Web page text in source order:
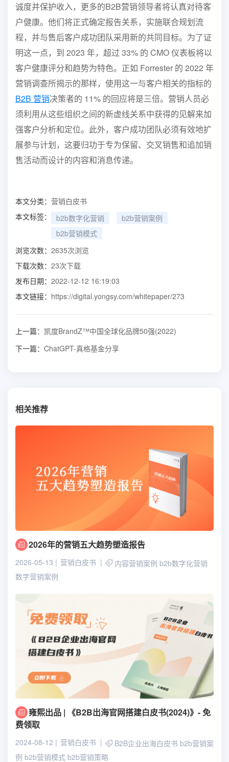
诚度并保护收入，更多的B2B营销领导者将认真对待客
户健康。他们将正式确定报告关系，实施联合规划流
程，并与售后客户成功团队采用新的共同目标。为了证
明这一点，到 2023 年，超过 33% 的 CMO 仪表板将以
客户健康评分和趋势为特色。正如 Forrester 的 2022 年
营销调查所揭示的那样，使用这一与客户相关的指标的
B2B 营销决策者的 11% 的回应将是三倍。营销人员必
须利用从这些组织之间的新虚线关系中获得的见解来加
强客户分析和定位。此外，客户成功团队必须有效地扩
展参与计划，这要归功于专为保留、交叉销售和追加销
售活动而设计的内容和消息传递。
本文分类： 营销白皮书
本文标签：
b2b数字化营销
b2b营销案例
b2b营销模式
浏览次数： 2635次浏览
下载次数： 23次下载
发布日期： 2022-12-12 16:19:03
本文链接： https://digital.yongsy.com/whitepaper/273
上一篇： 凯度BrandZ™中国全球化品牌50强(2022)
下一篇： ChatGPT-真格基金分享
相关推荐
2026年的营销五大趋势塑造报告
2026-05-13 营销白皮书 内容营销案例 b2b数字化营销
数字营销案例
雍熙出品 | 《B2B出海官网搭建白皮书(2024)》- 免
费领取
2024-08-12 营销白皮书 B2B企业出海白皮书 b2b营销案
例 b2b营销模式 b2b营销策略